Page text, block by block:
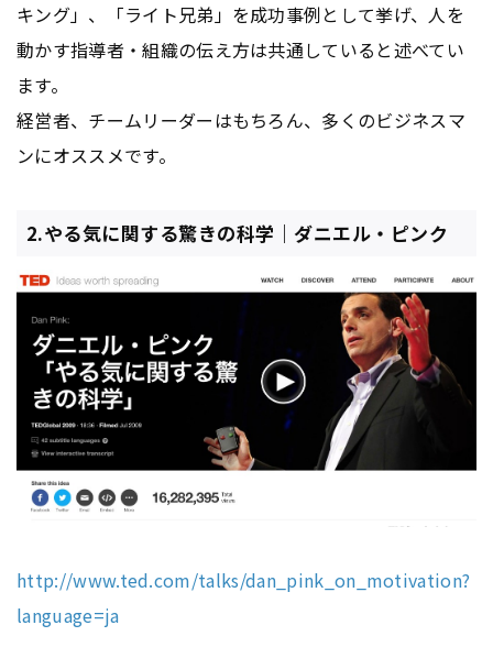
キング」、「ライト兄弟」を成功事例として挙げ、人を
動かす指導者・組織の伝え方は共通していると述べてい
ます。
経営者、チームリーダーはもちろん、多くのビジネスマ
ンにオススメです。
2.やる気に関する驚きの科学｜ダニエル・ピンク
http://www.ted.com/talks/dan_pink_on_motivation?
language=ja